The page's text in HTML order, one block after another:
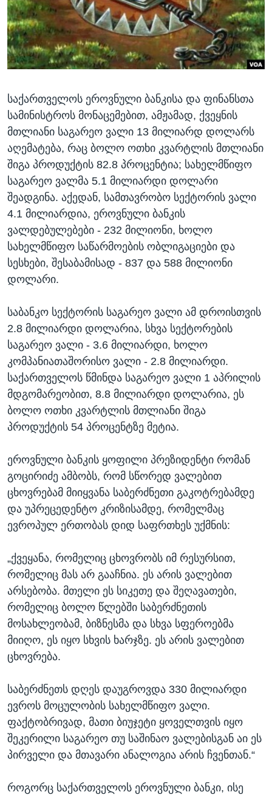
ᲡᲢᲣᲓᲘᲐ ᲕᲐᲨᲘᲜᲒᲢᲝᲜᲘ
ᲔᲙᲝᲜᲝᲛᲘᲙᲐ
ᲯᲐᲜᲛᲠᲗᲔᲚᲝᲑᲐ
ᲛᲔᲪᲜᲘᲔᲠᲔᲑᲐ
ᲙᲣᲚᲢᲣᲠᲐ
ᲒᲐᲚᲘᲚᲔᲝ
ᲓᲔᲖᲘᲜᲤᲝᲠᲛᲐᲪᲘᲐ
Learning English
ᲗᲕᲐᲚᲘ ᲒᲕᲐᲓᲔᲕᲜᲔᲗ
ენები
საქართველოს ეროვნული ბანკისა და ფინანსთა
სამინისტროს მონაცემებით, ამჟამად, ქვეყნის
მთლიანი საგარეო ვალი 13 მილიარდ დოლარს
აღემატება, რაც ბოლო ოთხი კვარტლის მთლიანი
შიგა პროდუქტის 82.8 პროცენტია; სახელმწიფო
საგარეო ვალმა 5.1 მილიარდი დოლარი
შეადგინა. აქედან, სამთავრობო სექტორის ვალი
4.1 მილიარდია, ეროვნული ბანკის
ვალდებულებები - 232 მილიონი, ხოლო
სახელმწიფო საწარმოების ობლიგაციები და
სესხები, შესაბამისად - 837 და 588 მილიონი
დოლარი.
საბანკო სექტორის საგარეო ვალი ამ დროისთვის
2.8 მილიარდი დოლარია, სხვა სექტორების
საგარეო ვალი - 3.6 მილიარდი, ხოლო
კომპანიათაშორისო ვალი - 2.8 მილიარდი.
საქართველოს წმინდა საგარეო ვალი 1 აპრილის
მდგომარეობით, 8.8 მილიარდი დოლარია, ეს
ბოლო ოთხი კვარტლის მთლიანი შიგა
პროდუქტის 54 პროცენტზე მეტია.
ეროვნული ბანკის ყოფილი პრეზიდენტი რომან
გოცირიძე ამბობს, რომ სწორედ ვალებით
ცხოვრებამ მიიყვანა საბერძნეთი გაკოტრებამდე
და უპრეცედენტო კრიზისამდე, რომელმაც
ევროპულ ერთობას დიდ საფრთხეს უქმნის:
„ქვეყანა, რომელიც ცხოვრობს იმ რესურსით,
რომელიც მას არ გააჩნია. ეს არის ვალებით
არსებობა. მთელი ეს სიკეთე და შეღავათები,
რომელიც ბოლო წლებში საბერძნეთის
მოსახლეობამ, ბიზნესმა და სხვა სფეროებმა
მიიღო, ეს იყო სხვის ხარჯზე. ეს არის ვალებით
ცხოვრება.
საბერძნეთს დღეს დაუგროვდა 330 მილიარდი
ევროს მოცულობის სახელმწიფო ვალი.
ფაქტობრივად, მათი ბიუჯეტი ყოველთვის იყო
შეკერილი საგარეო თუ საშინაო ვალებისგან აი ეს
პირველი და მთავარი ანალოგია არის ჩვენთან.“
როგორც საქართველოს ეროვნული ბანკი, ისე